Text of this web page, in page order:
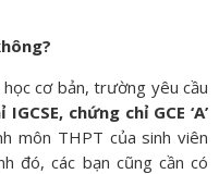
cơ bản, trường yêu cầu
chứng chỉ GCE ‘A’
môn THPT của sinh viên
đó, các bạn cũng cần có